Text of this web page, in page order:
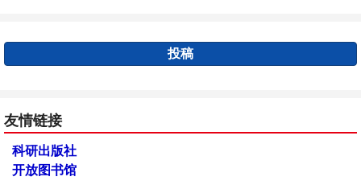
投稿
友情链接
科研出版社
开放图书馆